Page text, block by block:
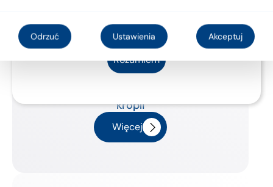
MAXIMA 4001
kropli
Więcej
etykietą.
Rozumiem
Odrzuć Ustawienia Akceptuj